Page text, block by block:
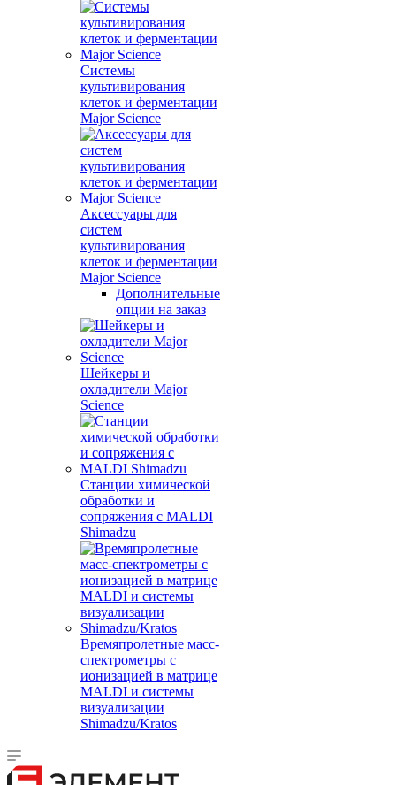
Системы
культивирования
клеток и ферментации
Major Science
Аксессуары для
систем
культивирования
клеток и ферментации
Major Science
Дополнительные
опции на заказ
Шейкеры и
охладители Major
Science
Станции химической
обработки и
сопряжения с MALDI
Shimadzu
Времяпролетные масс-
спектрометры с
ионизацией в матрице
MALDI и системы
визуализации
Shimadzu/Kratos